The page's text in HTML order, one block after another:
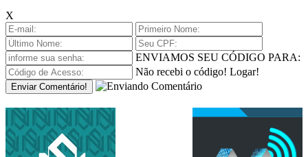
X
ENVIAMOS SEU CÓDIGO PARA:
Não recebi o código! Logar!
Enviar Comentário!